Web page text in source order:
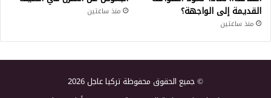
القديمة إلى الواجهة؟
منذ ساعتين
منذ ساعتين
© جميع الحقوق محفوظة تركيا عاجل 2026